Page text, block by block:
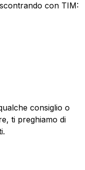
con TIM:
consiglio o
ti preghiamo di